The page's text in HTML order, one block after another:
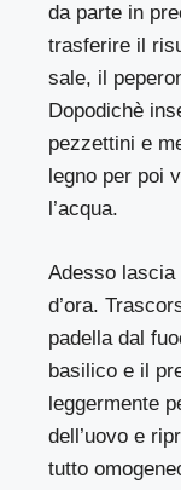
da parte in
trasferire il
sale, il
Dopodichè
pezzettini e
legno per poi
l’acqua.
Adesso lascia
d’ora.
padella dal
basilico e il
leggermente
dell’uovo e
tutto